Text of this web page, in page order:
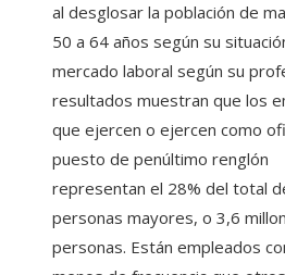
al desglosar la población de
50 a 64 años según su
mercado laboral según su
resultados muestran que los
que ejercen o ejercen como
puesto de penúltimo renglón
representan el 28% del total
personas mayores, o 3,6
personas. Están empleados